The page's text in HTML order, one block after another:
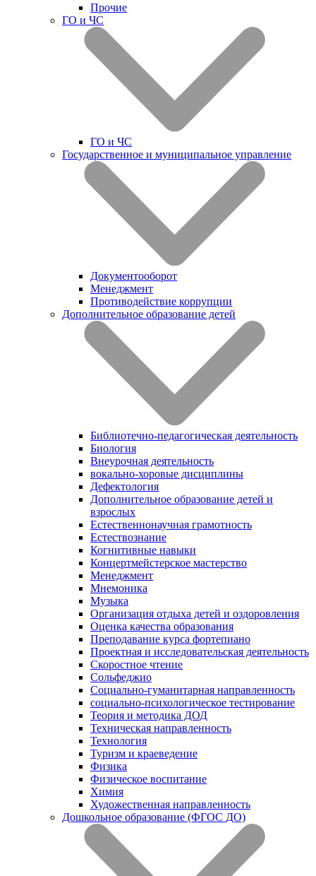
Прочие
ГО и ЧС
ГО и ЧС
Государственное и муниципальное управление
Документооборот
Менеджмент
Противодействие коррупции
Дополнительное образование детей
Библиотечно-педагогическая деятельность
Биология
Внеурочная деятельность
вокально-хоровые дисциплины
Дефектология
Дополнительное образование детей и
взрослых
Естественнонаучная грамотность
Естествознание
Когнитивные навыки
Концертмейстерское мастерство
Менеджмент
Мнемоника
Музыка
Организация отдыха детей и оздоровления
Оценка качества образования
Преподавание курса фортепиано
Проектная и исследовательская деятельность
Скоростное чтение
Сольфеджио
Социально-гуманитарная направленность
социально-психологическое тестирование
Теория и методика ДОД
Техническая направленность
Технология
Туризм и краеведение
Физика
Физическое воспитание
Химия
Художественная направленность
Дошкольное образование (ФГОС ДО)